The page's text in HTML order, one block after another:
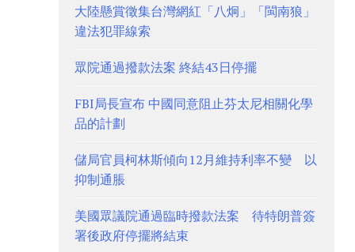
大陸懸賞徵集台灣網紅「八炯」「閩南狼」
違法犯罪線索
眾院通過撥款法案 終結43日停擺
FBI局長宣布 中國同意阻止芬太尼相關化學
品的計劃
儲局官員柯林斯傾向12月維持利率不變 以
抑制通脹
美國眾議院通過臨時撥款法案 待特朗普簽
署後政府停擺將結束